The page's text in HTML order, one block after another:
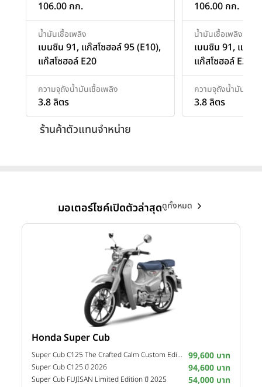
106.00 กก.
น้ำมันเชื้อเพลิง
เบนซิน 91, แก๊สโซฮอล์ 95 (E10),
แก๊สโซฮอล์ E20
ความจุถังน้ำมันเชื้อเพลิง
3.8 ลิตร
106.00 กก.
น้ำมันเชื้อเพลิง
เบนซิน 91, แก๊สโ
แก๊สโซฮอล์ E20
ความจุถังน้ำมันเชื้อ
3.8 ลิตร
ร้านค้าตัวแทนจำหน่าย
มอเตอร์ไซค์เปิดตัวล่าสุดดูทั้งหมด
Honda Super Cub
Super Cub C125 The Crafted Calm Custom Edition ปี 2026 99,600 บาท
Super Cub C125 ปี 2026 94,600 บาท
Super Cub FUJISAN Limited Edition ปี 2025 54,000 บาท